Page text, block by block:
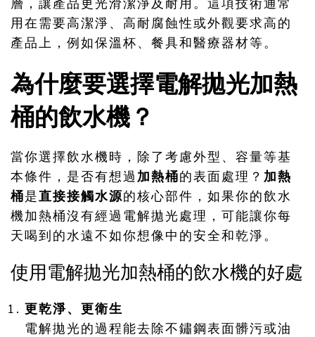
層，讓產品更光滑潔淨及耐用。這項技術通常
用在需要高潔淨、高耐腐蝕性或外觀要求高的
產品上，例如保溫杯、餐具和醫療器材等。
為什麼要選擇電解拋光加熱
桶的飲水機？
當你選擇飲水機時，除了考慮外型、容量等基
本條件，是否有想過 加熱桶的表面處理？ 加熱
桶是直接接觸水源的核心部件，如果你的飲水
機加熱桶沒有經過電解拋光處理，可能讓你每
天喝到的水遠不如你想像中的安全和乾淨。
使用電解拋光加熱桶的飲水機的好處
更乾淨、更衛生
電解拋光的過程能去除不鏽鋼表面髒污或油